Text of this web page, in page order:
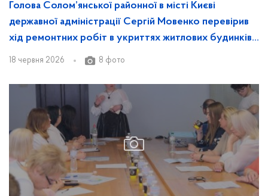
Голова Солом’янської районної в місті Києві
державної адміністрації Сергій Мовенко перевірив
хід ремонтних робіт в укриттях житлових будинків
району
18 червня 2026 8 фото